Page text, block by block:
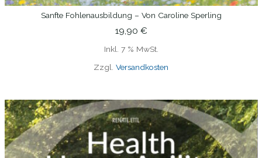
IN DEN WARENKORB
Sanfte Fohlenausbildung – Von Caroline Sperling
19,90 €
Inkl. 7 % MwSt.
Zzgl. Versandkosten